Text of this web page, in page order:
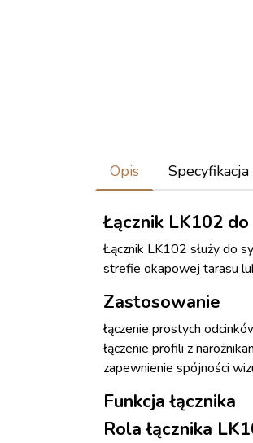
Opis Specyfikacja
Łącznik LK102
Łącznik LK102 służy do
strefie okapowej tarasu
Zastosowanie
łączenie prostych
łączenie profili z
zapewnienie spójności
Funkcja łącznika
Rola łącznika